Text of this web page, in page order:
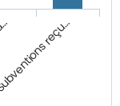
reçu…